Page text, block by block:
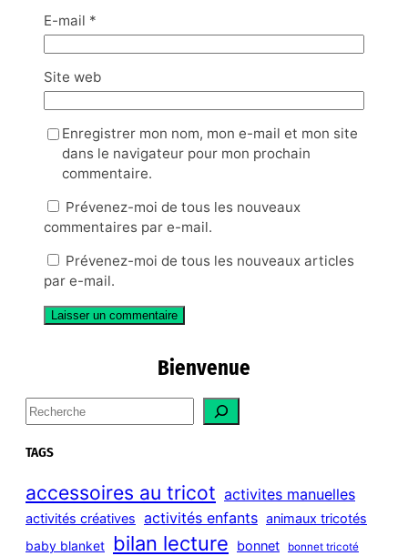
E-mail *
Site web
Enregistrer mon nom, mon e-mail et mon site
dans le navigateur pour mon prochain
commentaire.
Prévenez-moi de tous les nouveaux
commentaires par e-mail.
Prévenez-moi de tous les nouveaux articles
par e-mail.
Bienvenue
S
e
a
c
h
TAGS
accessoires au tricot activites manuelles
activités créatives activités enfants animaux tricotés
baby blanket bilan lecture bonnet bonnet tricoté